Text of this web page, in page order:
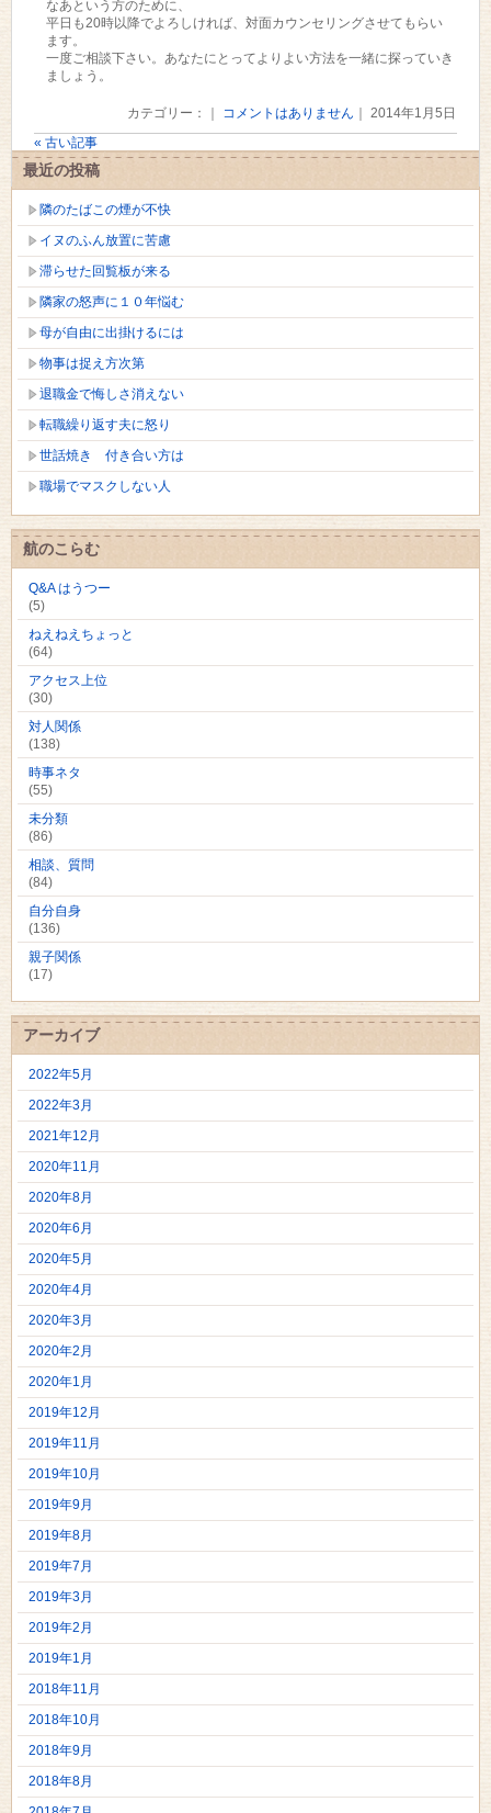
なあという方のために、
平日も20時以降でよろしければ、対面カウンセリングさせてもらい
ます。
一度ご相談下さい。あなたにとってよりよい方法を一緒に探っていき
ましょう。
カテゴリー：｜ コメントはありません ｜ 2014年1月5日
« 古い記事
最近の投稿
隣のたばこの煙が不快
イヌのふん放置に苦慮
滞らせた回覧板が来る
隣家の怒声に１０年悩む
母が自由に出掛けるには
物事は捉え方次第
退職金で悔しさ消えない
転職繰り返す夫に怒り
世話焼き 付き合い方は
職場でマスクしない人
航のこらむ
Q&A はうつー
(5)
ねえねえちょっと
(64)
アクセス上位
(30)
対人関係
(138)
時事ネタ
(55)
未分類
(86)
相談、質問
(84)
自分自身
(136)
親子関係
(17)
アーカイブ
2022年5月
2022年3月
2021年12月
2020年11月
2020年8月
2020年6月
2020年5月
2020年4月
2020年3月
2020年2月
2020年1月
2019年12月
2019年11月
2019年10月
2019年9月
2019年8月
2019年7月
2019年3月
2019年2月
2019年1月
2018年11月
2018年10月
2018年9月
2018年8月